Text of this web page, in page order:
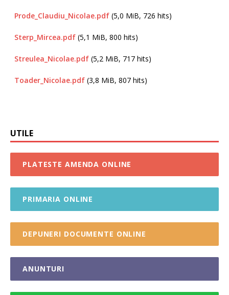
Prode_Claudiu_Nicolae.pdf (5,0 MiB, 726 hits)
Sterp_Mircea.pdf (5,1 MiB, 800 hits)
Streulea_Nicolae.pdf (5,2 MiB, 717 hits)
Toader_Nicolae.pdf (3,8 MiB, 807 hits)
UTILE
PLATESTE AMENDA ONLINE
PRIMARIA ONLINE
DEPUNERI DOCUMENTE ONLINE
ANUNTURI